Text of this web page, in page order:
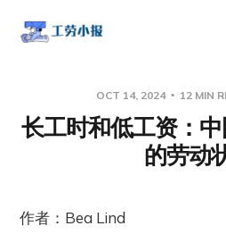
OCT 14, 2024 12 MIN
长工时和低工资：
的劳动
作者：Bea Lind